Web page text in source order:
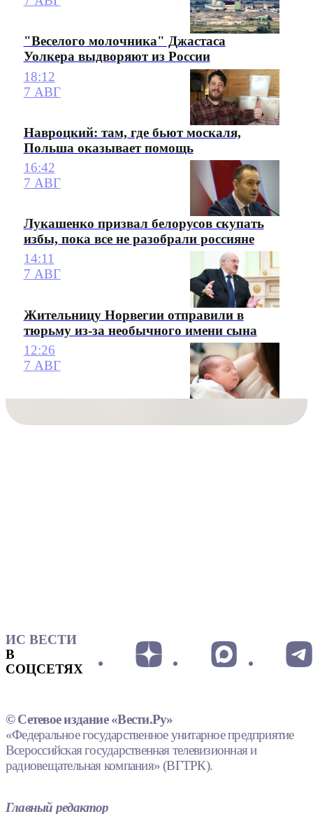
"Веселого молочника" Джастаса
Уолкера выдворяют из России
18:12
7 АВГ
Навроцкий: там, где бьют москаля,
Польша оказывает помощь
16:42
7 АВГ
Лукашенко призвал белорусов скупать
избы, пока все не разобрали россияне
14:11
7 АВГ
Жительницу Норвегии отправили в
тюрьму из-за необычного имени сына
12:26
7 АВГ
ИС ВЕСТИ
В
СОЦСЕТЯХ
© Сетевое издание «Вести.Ру»
«Федеральное государственное унитарное предприятие
Всероссийская государственная телевизионная и
радиовещательная компания» (ВГТРК).
Главный редактор